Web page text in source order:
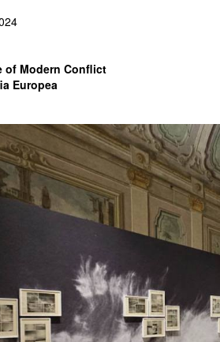
of Modern Conflict
Europea